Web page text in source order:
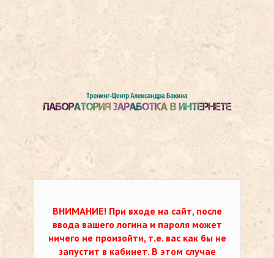
ВНИМАНИЕ! При входе на сайт, после
ввода вашего логина и пароля может
ничего не произойти, т.е. вас как бы не
запустит в кабинет. В этом случае